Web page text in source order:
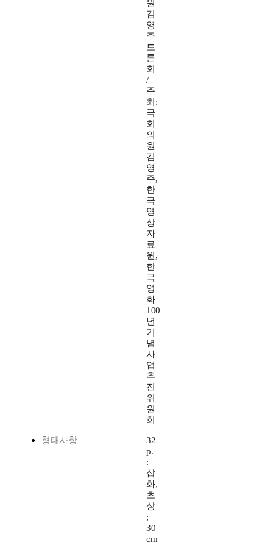
원
김
영
주
토
론
회
/
주
최:
국
회
의
원
김
영
주,
한
국
영
상
자
료
원,
한
국
영
화
100
년
기
념
사
업
추
진
위
원
회
형태사항
32
p.
:
삽
화,
초
상
;
30
cm